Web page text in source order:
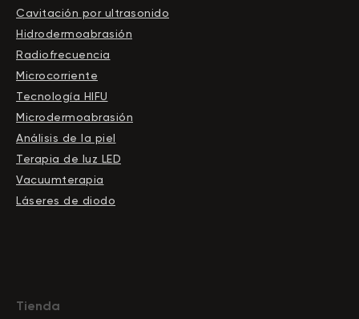
Cavitación por ultrasonido
Hidrodermoabrasión
Radiofrecuencia
Microcorriente
Tecnología HIFU
Microdermoabrasión
Análisis de la piel
Terapia de luz LED
Vacuumterapia
Láseres de diodo
Tienda